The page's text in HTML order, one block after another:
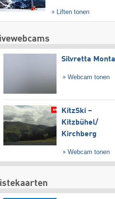
Liften tonen
Silvretta
Webcam tonen
KitzSki –
Kitzbühel/​
Kirchberg
Webcam tonen